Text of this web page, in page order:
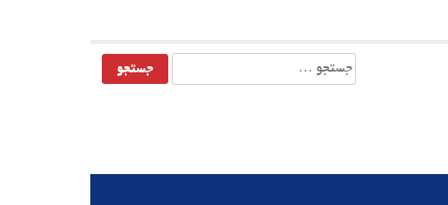
جستجو
برای: